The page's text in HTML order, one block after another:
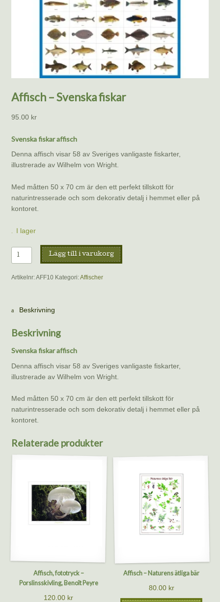
Affisch – Svenska fiskar
95.00 kr
Svenska fiskar affisch
Denna affisch visar 58 av Sveriges vanligaste fiskarter,
illustrerade av Wilhelm von Wright.
Med måtten 50 x 70 cm är den ett perfekt tillskott för
naturintresserade och som dekorativ detalj i hemmet eller på
kontoret.
I lager
Affisch
–
Svenska
Lägg till i varukorg
Artikelnr:AFF10 Kategori:Affischer
Beskrivning
Beskrivning
Svenska fiskar affisch
Denna affisch visar 58 av Sveriges vanligaste fiskarter,
illustrerade av Wilhelm von Wright.
Med måtten 50 x 70 cm är den ett perfekt tillskott för
naturintresserade och som dekorativ detalj i hemmet eller på
kontoret.
Relaterade produkter
Affisch, fototryck –
Porslinsskivling, Benoît Peyre
120.00 kr
Affisch – Naturens ätliga bär
80.00 kr